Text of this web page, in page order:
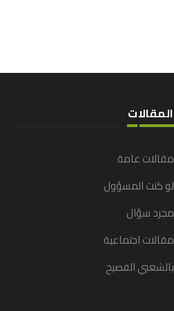
المقالات
مقالات عامة
لو كنت المسؤول
مجرد سؤال
مقالات اجتماعية
بالشعبي الفصيح